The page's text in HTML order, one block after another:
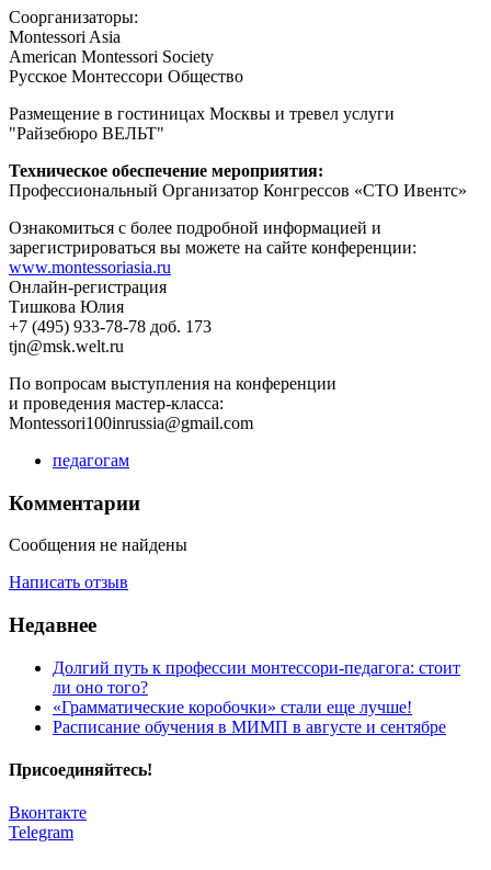
Соорганизаторы:
Montessori Asia
American Montessori Society
Русское Монтессори Общество
Размещение в гостиницах Москвы и тревел услуги
"Райзебюро ВЕЛЬТ"
Техническое обеспечение мероприятия:
Профессиональный Организатор Конгрессов «СТО Ивентс»
Ознакомиться с более подробной информацией и
зарегистрироваться вы можете на сайте конференции:
www.montessoriasia.ru
Онлайн-регистрация
Тишкова Юлия
+7 (495) 933-78-78 доб. 173
tjn@msk.welt.ru
По вопросам выступления на конференции
и проведения мастер-класса:
Montessori100inrussia@gmail.com
педагогам
Комментарии
Сообщения не найдены
Написать отзыв
Недавнее
Долгий путь к профессии монтессори-педагога: стоит
ли оно того?
«Грамматические коробочки» стали еще лучше!
Расписание обучения в МИМП в августе и сентябре
Присоединяйтесь!
Вконтакте
Telegram